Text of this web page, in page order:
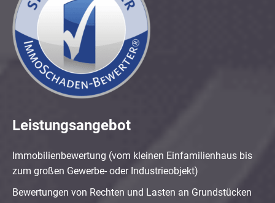
Leistungsangebot
Immobilienbewertung (vom kleinen Einfamilienhaus bis
zum großen Gewerbe- oder Industrieobjekt)
Bewertungen von Rechten und Lasten an Grundstücken